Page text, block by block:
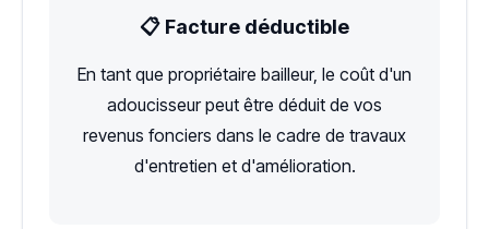
📋 Facture déductible
En tant que propriétaire bailleur, le coût d'un
adoucisseur peut être déduit de vos
revenus fonciers dans le cadre de travaux
d'entretien et d'amélioration.